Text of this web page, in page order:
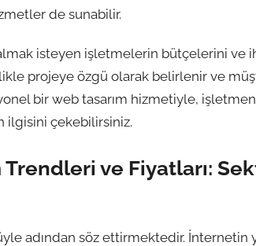
de sunabilir.
isteyen işletmelerin bütçelerini ve
projeye özgü olarak belirlenir ve
bir web tasarım hizmetiyle,
ilgisini çekebilirsiniz.
Trendleri ve Fiyatları:
adından söz ettirmektedir. İnternetin